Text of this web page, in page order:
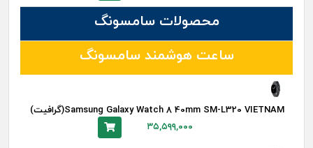
محصولات سامسونگ
ساعت هوشمند سامسونگ
Samsung Galaxy Watch 8 40mm SM-L320 VIETNAM(گرافیت)
۳۵,۵۹۹,۰۰۰